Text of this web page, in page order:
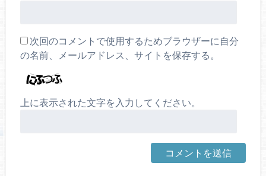
次回のコメントで使用するためブラウザーに自分
の名前、メールアドレス、サイトを保存する。
上に表示された文字を入力してください。